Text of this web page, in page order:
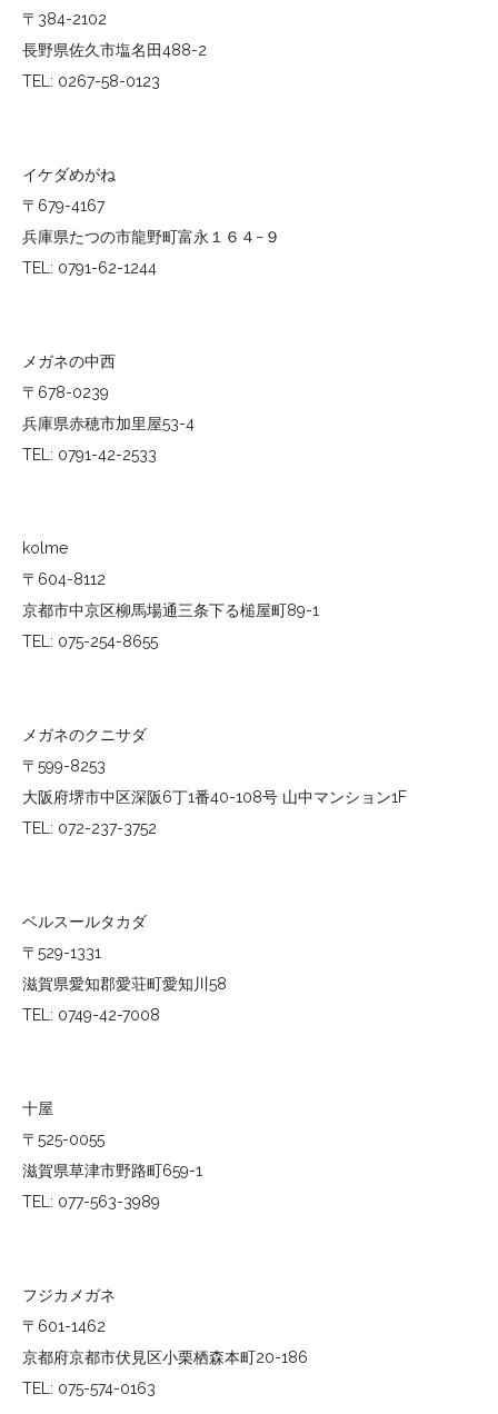
〒384-2102
長野県佐久市塩名田488-2
TEL: 0267-58-0123
イケダめがね
〒679-4167
兵庫県たつの市龍野町富永１６４−９
TEL: 0791-62-1244
メガネの中西
〒678-0239
兵庫県赤穂市加里屋53-4
TEL: 0791-42-2533
kolme
〒604-8112
京都市中京区柳馬場通三条下る槌屋町89-1
TEL: 075-254-8655
メガネのクニサダ
〒599-8253
大阪府堺市中区深阪6丁1番40-108号 山中マンション1F
TEL: 072-237-3752
ベルスールタカダ
〒529-1331
滋賀県愛知郡愛荘町愛知川58
TEL: 0749-42-7008
十屋
〒525-0055
滋賀県草津市野路町659-1
TEL: 077-563-3989
フジカメガネ
〒601-1462
京都府京都市伏見区小栗栖森本町20-186
TEL: 075-574-0163